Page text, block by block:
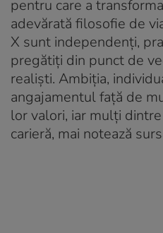
pentru care a
adevărată filosofie de
X sunt independenți,
pregătiți din punct de
realiști. Ambiția,
angajamentul față de
lor valori, iar mulți
carieră, mai notează